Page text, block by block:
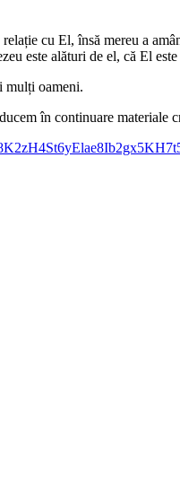
cu El, însă mereu a
este alături de el, că El
mulți oameni.
în continuare materiale